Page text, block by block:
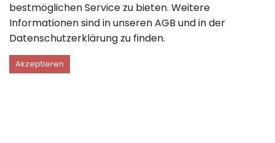
bestmöglichen Service zu bieten. Weitere
Informationen sind in unserenAGB und in der
Datenschutzerklärung zu finden.
Akzeptieren